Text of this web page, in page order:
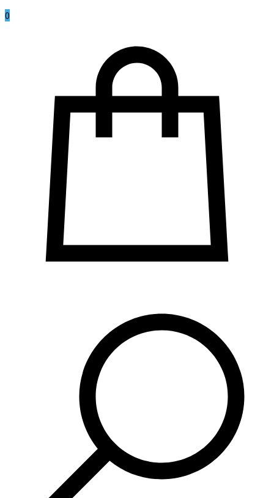
0